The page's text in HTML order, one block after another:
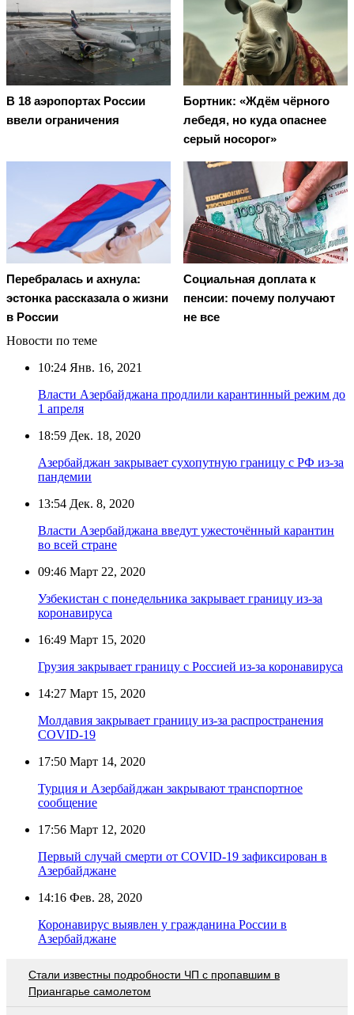
В 18 аэропортах России
ввели ограничения
Бортник: «Ждём чёрного
лебедя, но куда опаснее
серый носорог»
Перебралась и ахнула:
эстонка рассказала о жизни
в России
Социальная доплата к
пенсии: почему получают
не все
Новости по теме
10:24 Янв. 16, 2021
Власти Азербайджана продлили карантинный режим до
1 апреля
18:59 Дек. 18, 2020
Азербайджан закрывает сухопутную границу с РФ из-за
пандемии
13:54 Дек. 8, 2020
Власти Азербайджана введут ужесточённый карантин
во всей стране
09:46 Март 22, 2020
Узбекистан с понедельника закрывает границу из-за
коронавируса
16:49 Март 15, 2020
Грузия закрывает границу с Россией из-за коронавируса
14:27 Март 15, 2020
Молдавия закрывает границу из-за распространения
COVID-19
17:50 Март 14, 2020
Турция и Азербайджан закрывают транспортное
сообщение
17:56 Март 12, 2020
Первый случай смерти от COVID-19 зафиксирован в
Азербайджане
14:16 Фев. 28, 2020
Коронавирус выявлен у гражданина России в
Азербайджане
Стали известны подробности ЧП с пропавшим в
Приангарье самолетом